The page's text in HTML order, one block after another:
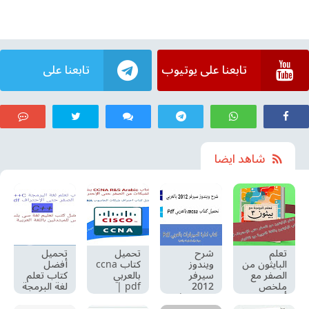
تابعنا على يوتيوب
تابعنا على
تيليجرام
شاهد ايضا
تعلم
البايثون من
الصفر مع
ملخص
أوامر بايثون
شرح
ويندوز
سيرفر
2012
بالعربي |
تحميل
كتاب ccna
بالعربي
pdf |
تنزيل كتاب
تحميل
أفضل
كتاب تعلم
لغة البرمجة
c++ من